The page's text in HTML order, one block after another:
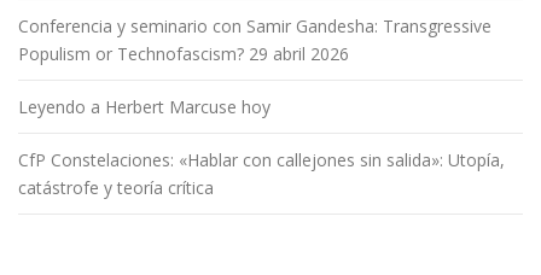
Conferencia y seminario con Samir Gandesha: Transgressive
Populism or Technofascism? 29 abril 2026
Leyendo a Herbert Marcuse hoy
CfP Constelaciones: «Hablar con callejones sin salida»: Utopía,
catástrofe y teoría crítica